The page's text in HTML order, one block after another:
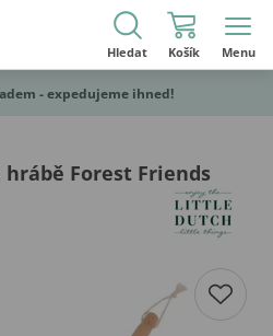
Hledat Košík Menu
- expedujeme ihned!
Forest Friends